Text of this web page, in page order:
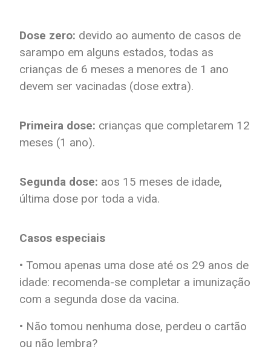
Dose zero: devido ao aumento de casos de
sarampo em alguns estados, todas as
crianças de 6 meses a menores de 1 ano
devem ser vacinadas (dose extra).
Primeira dose: crianças que completarem 12
meses (1 ano).
Segunda dose: aos 15 meses de idade,
última dose por toda a vida.
Casos especiais
• Tomou apenas uma dose até os 29 anos de
idade: recomenda-se completar a imunização
com a segunda dose da vacina.
• Não tomou nenhuma dose, perdeu o cartão
ou não lembra?